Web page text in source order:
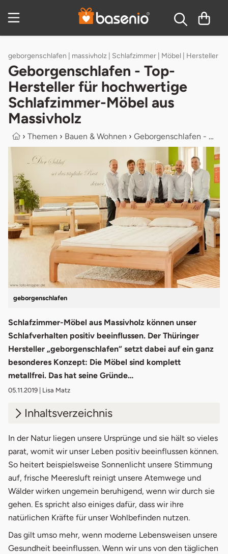
Inhaltsverzeichnis
geborgenschlafen | massivholz | Schlafzimmer | Möbel | Hersteller
Geborgenschlafen - Top-
Hersteller für hochwertige
Schlafzimmer-Möbel aus
Massivholz
› Themen › Bauen & Wohnen › Geborgenschlafen - Top-Hersteller f...
geborgenschlafen
Schlafzimmer-Möbel aus Massivholz können unser
Schlafverhalten positiv beeinflussen. Der Thüringer
Hersteller „geborgenschlafen“ setzt dabei auf ein ganz
besonderes Konzept: Die Möbel sind komplett
metallfrei. Das hat seine Gründe…
05.11.2019 | Lisa Matz
Inhaltsverzeichnis
1. Geborgenschlafen: Die Anfänge
2.
Holz aus nachhaltigem Anbau
3. Zirbenholz ist sehr beliebt
4. Metallfreie Massivholzbetten
5. Kissen und Matratze aus Naturkautschuk
6. Natürlich besser leben
In der Natur liegen unsere Ursprünge und sie hält so vieles
parat, womit wir unser Leben positiv beeinflussen können.
So heitert beispielsweise Sonnenlicht unsere Stimmung
auf, frische Meeresluft reinigt unsere Atemwege und
Wälder wirken ungemein beruhigend, wenn wir durch sie
gehen. Es spricht also einiges dafür, dass wir ihre
natürlichen Kräfte für unser Wohlbefinden nutzen.
Das gilt umso mehr, wenn moderne Lebensweisen unsere
Gesundheit beeinflussen. Wenn wir uns von den täglichen